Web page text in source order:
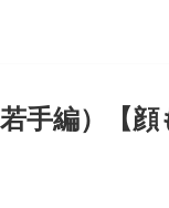
手編）【